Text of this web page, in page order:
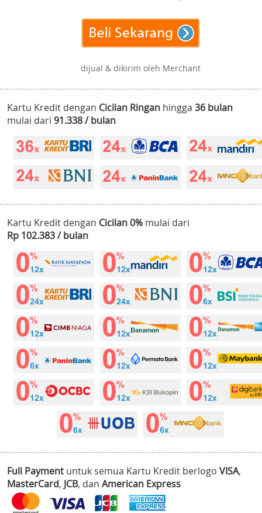
dijual & dikirim oleh Merchant
Kartu Kredit dengan Cicilan Ringan hingga 36 bulan
mulai dari 91.338 / bulan
Kartu Kredit dengan Cicilan 0% mulai dari
Rp 102.383 / bulan
Full Payment untuk semua Kartu Kredit berlogo VISA,
MasterCard, JCB, dan American Express